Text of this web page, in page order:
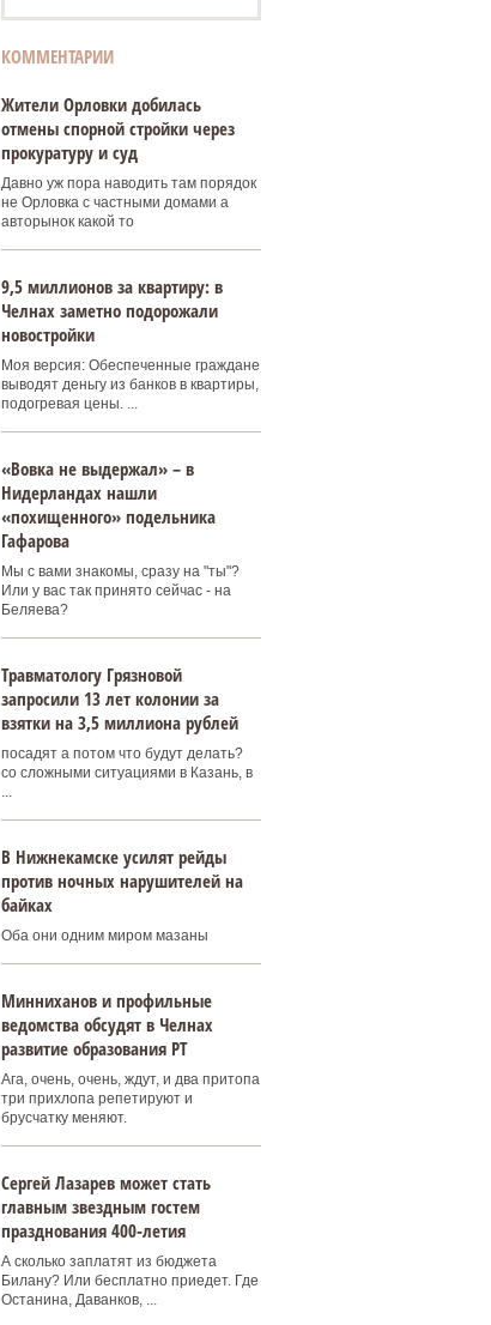
КОММЕНТАРИИ
Жители Орловки добилась
отмены спорной стройки через
прокуратуру и суд
Давно уж пора наводить там порядок
не Орловка с частными домами а
авторынок какой то
9,5 миллионов за квартиру: в
Челнах заметно подорожали
новостройки
Моя версия: Обеспеченные граждане
выводят деньгу из банков в квартиры,
подогревая цены. ...
«Вовка не выдержал» – в
Нидерландах нашли
«похищенного» подельника
Гафарова
Мы с вами знакомы, сразу на "ты"?
Или у вас так принято сейчас - на
Беляева?
Травматологу Грязновой
запросили 13 лет колонии за
взятки на 3,5 миллиона рублей
посадят а потом что будут делать?
со сложными ситуациями в Казань, в
...
В Нижнекамске усилят рейды
против ночных нарушителей на
байках
Оба они одним миром мазаны
Минниханов и профильные
ведомства обсудят в Челнах
развитие образования РТ
Ага, очень, очень, ждут, и два притопа
три прихлопа репетируют и
брусчатку меняют.
Сергей Лазарев может стать
главным звездным гостем
празднования 400‑летия
А сколько заплатят из бюджета
Билану? Или бесплатно приедет. Где
Останина, Даванков, ...